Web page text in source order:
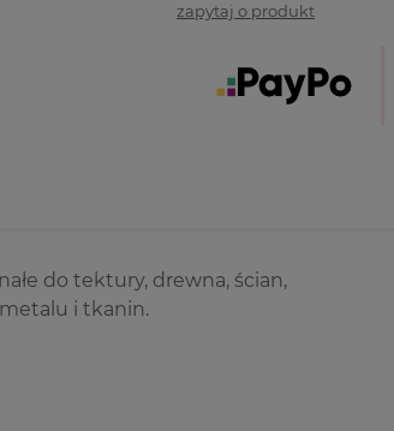
zapytaj o produkt
do tektury, drewna, ścian,
metalu i tkanin.